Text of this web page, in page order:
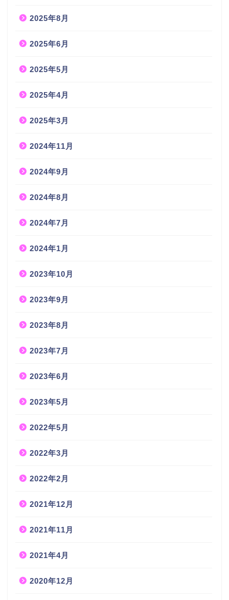
2025年8月
2025年6月
2025年5月
2025年4月
2025年3月
2024年11月
2024年9月
2024年8月
2024年7月
2024年1月
2023年10月
2023年9月
2023年8月
2023年7月
2023年6月
2023年5月
2022年5月
2022年3月
2022年2月
2021年12月
2021年11月
2021年4月
2020年12月